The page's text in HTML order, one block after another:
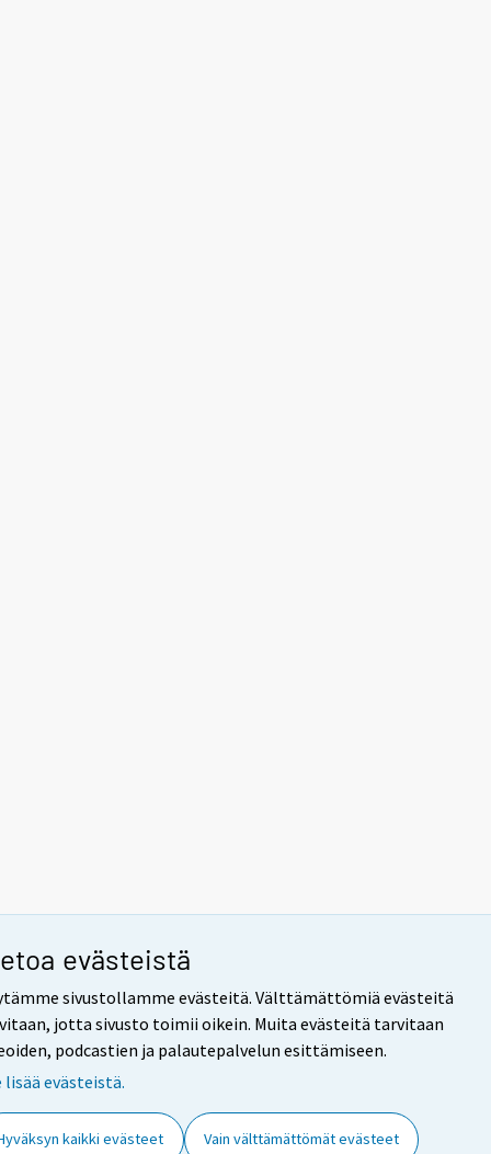
evästeistä
sivustollamme evästeitä. Välttämättömiä evästeitä
jotta sivusto toimii oikein. Muita evästeitä tarvitaan
podcastien ja palautepalvelun esittämiseen.
lisää evästeistä.
kaikki evästeet Vain välttämättömät evästeet